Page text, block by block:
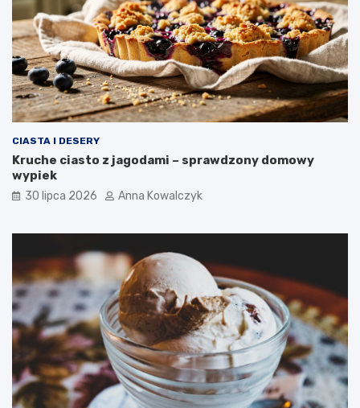
CIASTA I DESERY
Kruche ciasto z jagodami – sprawdzony domowy
wypiek
30 lipca 2026 Anna Kowalczyk